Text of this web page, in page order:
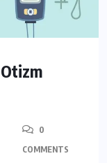
0
COMMENTS